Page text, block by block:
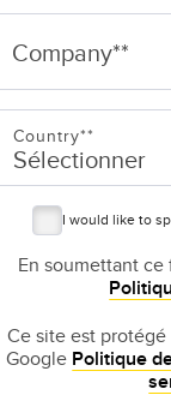
Company*
Country*
I would like to
En soumettant
Ce site est
Google Politique